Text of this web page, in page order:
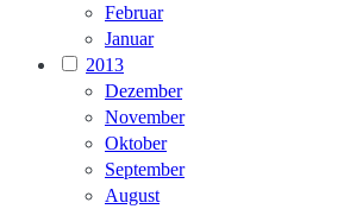
Februar
Januar
2013
Dezember
November
Oktober
September
August